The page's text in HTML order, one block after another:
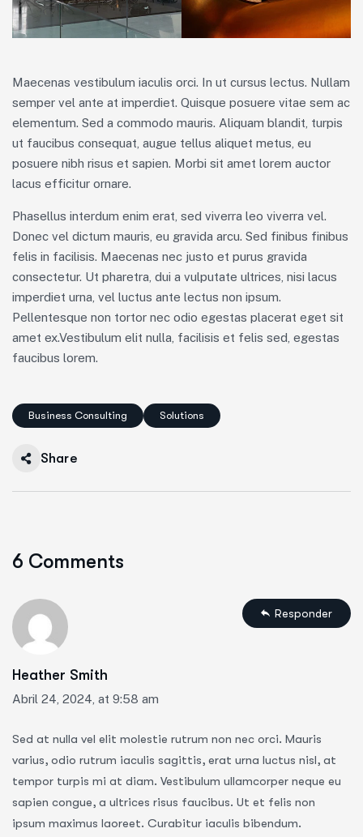
Maecenas vestibulum iaculis orci. In ut cursus lectus. Nullam
semper vel ante at imperdiet. Quisque posuere vitae sem ac
elementum. Sed a commodo mauris. Aliquam blandit, turpis
ut faucibus consequat, augue tellus aliquet metus, eu
posuere nibh risus et sapien. Morbi sit amet lorem auctor
lacus efficitur ornare.
Phasellus interdum enim erat, sed viverra leo viverra vel.
Donec vel dictum mauris, eu gravida arcu. Sed finibus finibus
felis in facilisis. Maecenas nec justo et purus gravida
consectetur. Ut pharetra, dui a vulputate ultrices, nisi lacus
imperdiet urna, vel luctus ante lectus non ipsum.
Pellentesque non tortor nec odio egestas placerat eget sit
amet ex.Vestibulum elit nulla, facilisis et felis sed, egestas
faucibus lorem.
Business Consulting Solutions
Share
6 Comments
Heather Smith
Abril 24, 2024, at 9:58 am
Sed at nulla vel elit molestie rutrum non nec orci. Mauris
varius, odio rutrum iaculis sagittis, erat urna luctus nisl, at
tempor turpis mi at diam. Vestibulum ullamcorper neque eu
sapien congue, a ultrices risus faucibus. Ut et felis non
ipsum maximus laoreet. Curabitur iaculis bibendum.
Responder